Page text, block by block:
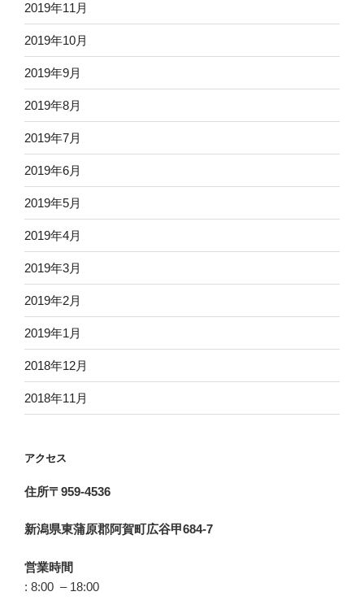
2019年11月
2019年10月
2019年9月
2019年8月
2019年7月
2019年6月
2019年5月
2019年4月
2019年3月
2019年2月
2019年1月
2018年12月
2018年11月
アクセス
住所〒959-4536
新潟県東蒲原郡阿賀町広谷甲684-7
営業時間
: 8:00 – 18:00